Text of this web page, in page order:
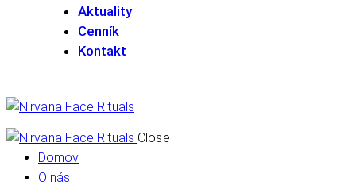
Aktuality
Cenník
Kontakt
Close
Domov
O nás